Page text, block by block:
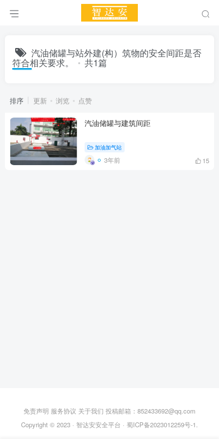
汽油储罐与站外建(构）筑物的安全间距是否
符合相关要求。 共1篇
排序 更新 浏览 点赞
汽油储罐与建筑间距
加油加气站
3年前 15
免责声明 服务协议 关于我们 投稿邮箱：852433692@qq.com
Copyright © 2023 · 智达安安全平台 · 蜀ICP备2023012259号-1.